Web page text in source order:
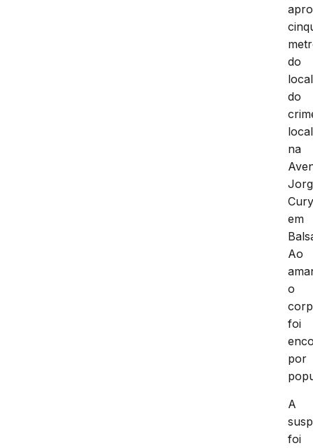
do
local
do
na
em
Ao
o
foi
por
A
foi